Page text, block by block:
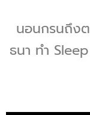
นอนกรนถึง
ธนา ทำ